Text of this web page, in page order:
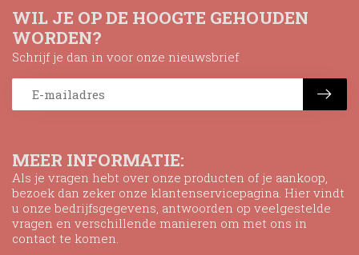
MEER INFORMATIE:
Als je vragen hebt over onze producten of je aankoop,
bezoek dan zeker onze klantenservicepagina. Hier vindt
u onze bedrijfsgegevens, antwoorden op veelgestelde
vragen en verschillende manieren om met ons in
contact te komen.
WIL JE OP DE HOOGTE GEHOUDEN
WORDEN?
Schrijf je dan in voor onze nieuwsbrief